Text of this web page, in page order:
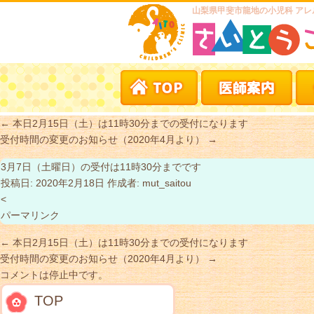
山梨県甲斐市龍地の小児科 アレ
←本日2月15日（土）は11時30分までの受付になります
受付時間の変更のお知らせ（2020年4月より）→
3月7日（土曜日）の受付は11時30分までです
投稿日: 2020年2月18日 作成者: mut_saitou
<
パーマリンク
←本日2月15日（土）は11時30分までの受付になります
受付時間の変更のお知らせ（2020年4月より）→
コメントは停止中です。
TOP